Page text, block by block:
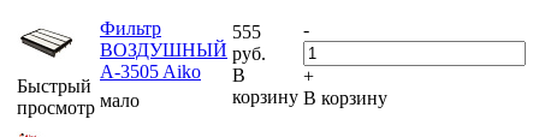
Быстрый
просмотр
Фильтр
ВОЗДУШНЫЙ
A-3505 Aiko
мало
555
руб.
В
корзину
-
+
В корзину